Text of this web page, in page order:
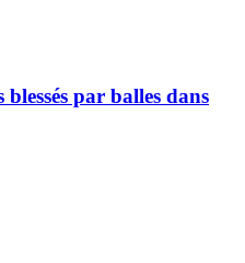
blessés par balles dans